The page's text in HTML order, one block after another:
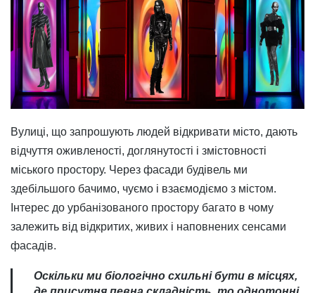
Вулиці, що запрошують людей відкривати місто, дають
відчуття оживленості, доглянутості і змістовності
міського простору. Через фасади будівель ми
здебільшого бачимо, чуємо і взаємодіємо з містом.
Інтерес до урбанізованого простору багато в чому
залежить від відкритих, живих і наповнених сенсами
фасадів.
Оскільки ми біологічно схильні бути в місцях,